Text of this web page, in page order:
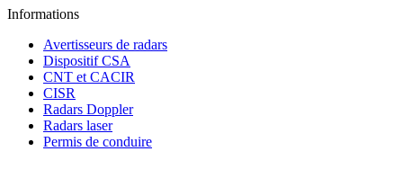
Informations
Avertisseurs de radars
Dispositif CSA
CNT et CACIR
CISR
Radars Doppler
Radars laser
Permis de conduire